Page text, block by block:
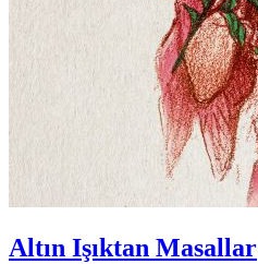
Altın Işıktan Masallar